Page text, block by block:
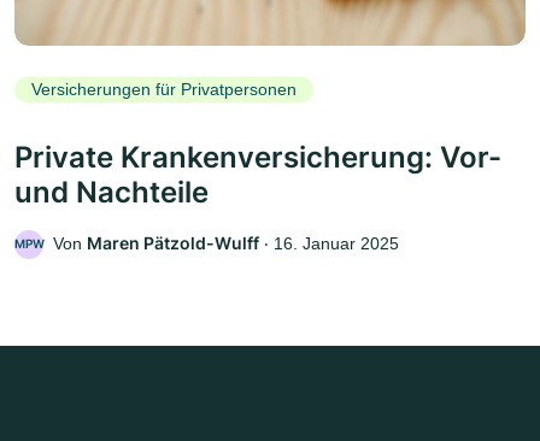
Versicherungen für Privatpersonen
Private Krankenversicherung: Vor-
und Nachteile
MPW Von Maren Pätzold-Wulff ‧ 16. Januar 2025